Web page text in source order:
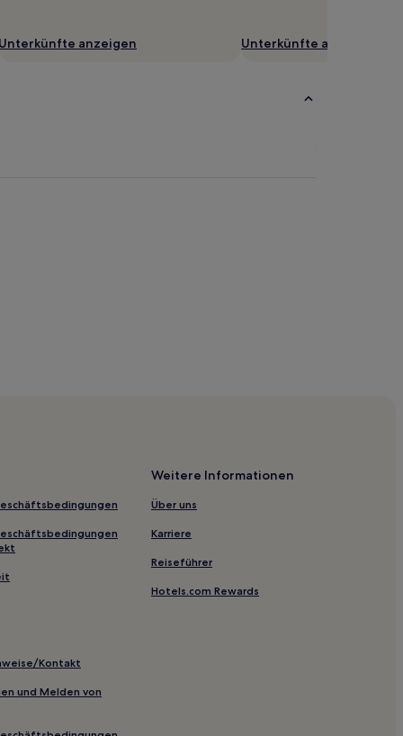
Unterkünfte anzeigen Unterkünfte anzeigen
Club
Kontakt
und Melden von
Weitere Informationen
Über uns
Karriere
Reiseführer
Hotels.com Rewards